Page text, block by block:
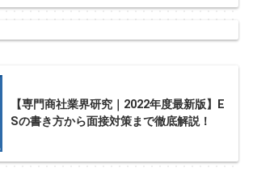
【専門商社業界研究｜2022年度最新版】E
Sの書き方から面接対策まで徹底解説！